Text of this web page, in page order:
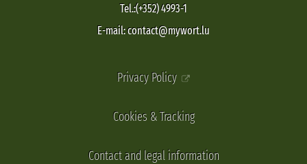
Tel.:(+352) 4993-1
E-mail: contact@mywort.lu
Privacy Policy
Cookies & Tracking
Contact and legal information